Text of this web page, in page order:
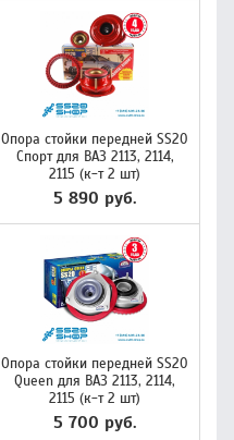
Опора стойки передней SS20
Спорт для ВАЗ 2113, 2114,
2115 (к-т 2 шт)
5 890 руб.
Опора стойки передней SS20
Queen для ВАЗ 2113, 2114,
2115 (к-т 2 шт)
5 700 руб.